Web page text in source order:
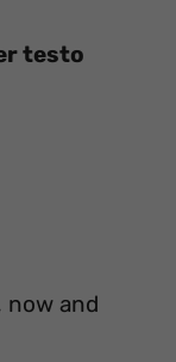
testo
now and